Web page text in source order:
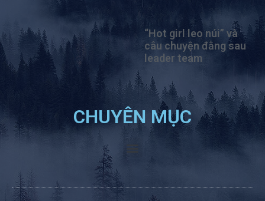
“Hot girl leo núi” và
câu chuyện đằng sau
leader team
CHUYÊN MỤC